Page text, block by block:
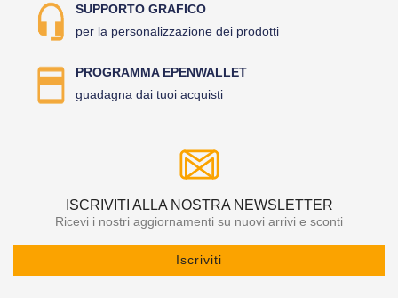
SUPPORTO GRAFICO
per la personalizzazione dei prodotti
PROGRAMMA EPENWALLET
guadagna dai tuoi acquisti
ISCRIVITI ALLA NOSTRA NEWSLETTER
Ricevi i nostri aggiornamenti su nuovi arrivi e sconti
Iscriviti